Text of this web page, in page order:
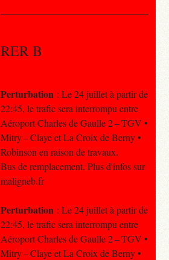
RER B
Perturbation : Le 24 juillet à partir de
22:45, le trafic sera interrompu entre
Aéroport Charles de Gaulle 2 – TGV •
Mitry – Claye et La Croix de Berny •
Robinson en raison de travaux.
Bus de remplacement. Plus d'infos sur
maligneb.fr
Perturbation : Le 24 juillet à partir de
22:45, le trafic sera interrompu entre
Aéroport Charles de Gaulle 2 – TGV •
Mitry – Claye et La Croix de Berny •